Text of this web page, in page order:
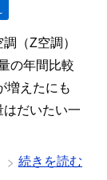
（Z空調）
の年間比較
増えたにも
だいたい一
続きを読む